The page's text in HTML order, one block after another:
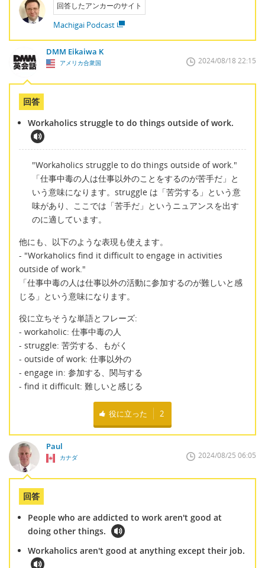
回答したアンカーのサイト
Machigai Podcast
DMM Eikaiwa K
アメリカ合衆国 2024/08/18 22:15
回答
Workaholics struggle to do things outside of work.
"Workaholics struggle to do things outside of work."
「仕事中毒の人は仕事以外のことをするのが苦手だ」と
いう意味になります。struggle は「苦労する」という意
味があり、ここでは「苦手だ」というニュアンスを出す
のに適しています。
他にも、以下のような表現も使えます。
- "Workaholics find it difficult to engage in activities
outside of work."
「仕事中毒の人は仕事以外の活動に参加するのが難しいと感
じる」という意味になります。
役に立ちそうな単語とフレーズ:
- workaholic: 仕事中毒の人
- struggle: 苦労する、もがく
- outside of work: 仕事以外の
- engage in: 参加する、関与する
- find it difficult: 難しいと感じる
役に立った 2
Paul
カナダ 2024/08/25 06:05
回答
People who are addicted to work aren't good at
doing other things.
Workaholics aren't good at anything except their job.